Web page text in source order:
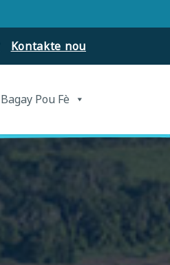
Kontakte nou
Bagay Pou Fè